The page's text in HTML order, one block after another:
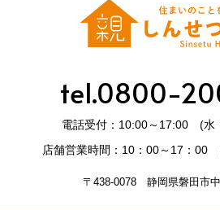
tel.0800-
電話受付：10:00～17:00 (水
店舗営業時間：10：00～17：00
〒438-0078 静岡県磐田市